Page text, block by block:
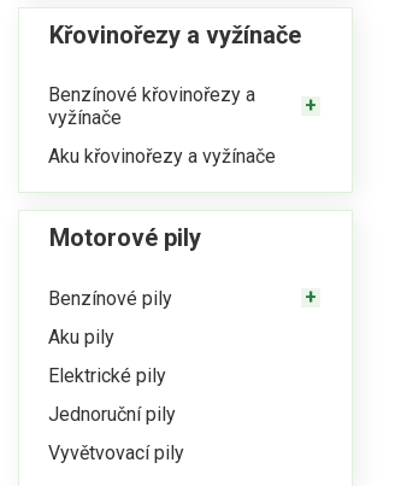
Křovinořezy a vyžínače
Benzínové křovinořezy a
vyžínače
Aku křovinořezy a vyžínače
Motorové pily
Benzínové pily
Aku pily
Elektrické pily
Jednoruční pily
Vyvětvovací pily